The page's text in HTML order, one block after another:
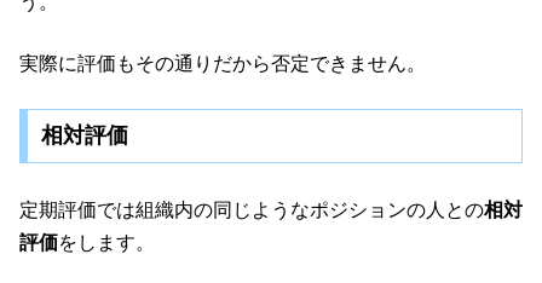
実際に評価もその通りだから否定できません。
相対評価
定期評価では組織内の同じようなポジションの人との相対
評価をします。